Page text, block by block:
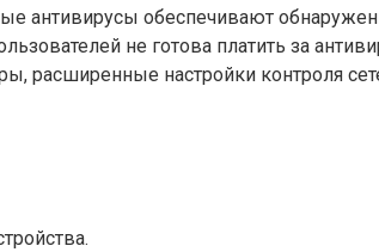
антивирусы обеспечивают
не готова платить за
расширенные настройки контроля